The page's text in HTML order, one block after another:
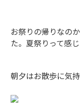
お祭りの帰りなの
た。夏祭りって感じ
朝夕はお散歩に気